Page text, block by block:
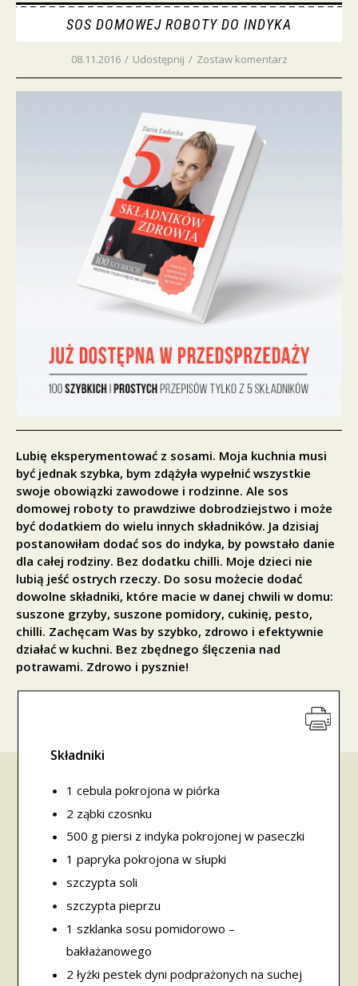
SOS DOMOWEJ ROBOTY DO INDYKA
08.11.2016 / Udostępnij / Zostaw komentarz
Lubię eksperymentować z sosami. Moja kuchnia musi
być jednak szybka, bym zdążyła wypełnić wszystkie
swoje obowiązki zawodowe i rodzinne. Ale sos
domowej roboty to prawdziwe dobrodziejstwo i może
być dodatkiem do wielu innych składników. Ja dzisiaj
postanowiłam dodać sos do indyka, by powstało danie
dla całej rodziny. Bez dodatku chilli. Moje dzieci nie
lubią jeść ostrych rzeczy. Do sosu możecie dodać
dowolne składniki, które macie w danej chwili w domu:
suszone grzyby, suszone pomidory, cukinię, pesto,
chilli. Zachęcam Was by szybko, zdrowo i efektywnie
działać w kuchni. Bez zbędnego ślęczenia nad
potrawami. Zdrowo i pysznie!
Składniki
1 cebula pokrojona w piórka
2 ząbki czosnku
500 g piersi z indyka pokrojonej w paseczki
1 papryka pokrojona w słupki
szczypta soli
szczypta pieprzu
1 szklanka sosu pomidorowo –
bakłażanowego
2 łyżki pestek dyni podprażonych na suchej